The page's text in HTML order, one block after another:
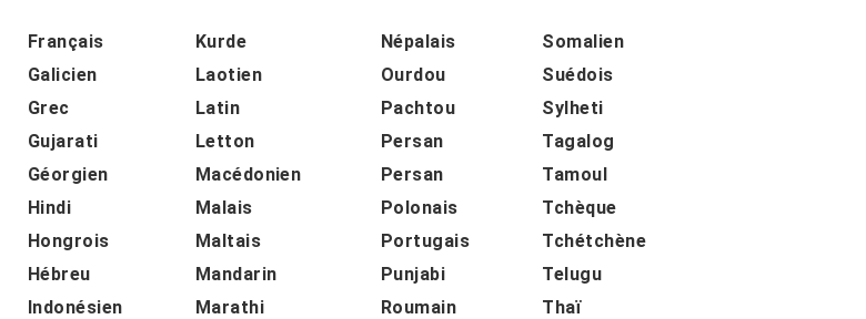
Français
Galicien
Grec
Gujarati
Géorgien
Hindi
Hongrois
Hébreu
Indonésien
Kurde
Laotien
Latin
Letton
Macédonien
Malais
Maltais
Mandarin
Marathi
Népalais
Ourdou
Pachtou
Persan
Persan
Polonais
Portugais
Punjabi
Roumain
Somalien
Suédois
Sylheti
Tagalog
Tamoul
Tchèque
Tchétchène
Telugu
Thaï